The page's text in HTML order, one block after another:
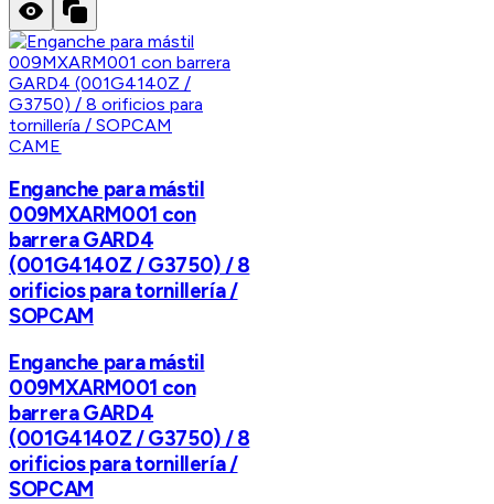
CAME
Enganche para mástil
009MXARM001 con
barrera GARD4
(001G4140Z / G3750) / 8
orificios para tornillería /
SOPCAM
Enganche para mástil
009MXARM001 con
barrera GARD4
(001G4140Z / G3750) / 8
orificios para tornillería /
SOPCAM